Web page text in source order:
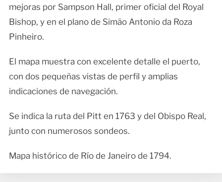
mejoras por Sampson Hall, primer oficial del Royal
Bishop, y en el plano de Simão Antonio da Roza
Pinheiro.
El mapa muestra con excelente detalle el puerto,
con dos pequeñas vistas de perfil y amplias
indicaciones de navegación.
Se indica la ruta del Pitt en 1763 y del Obispo Real,
junto con numerosos sondeos.
Mapa histórico de Río de Janeiro de 1794.